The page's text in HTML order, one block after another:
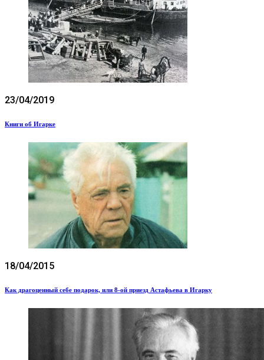
23/04/2019
Книги об Игарке
18/04/2015
Как драгоценный себе подарок, или 8-ой приезд Астафьева в Игарку